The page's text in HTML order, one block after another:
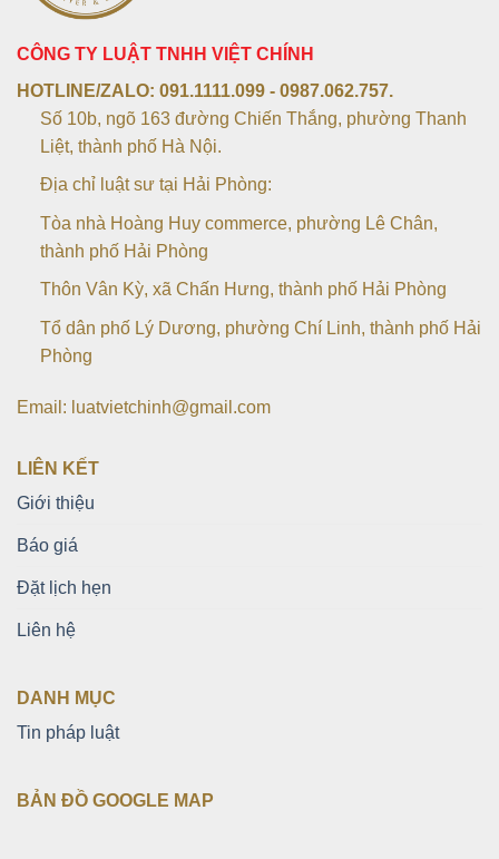
CÔNG TY LUẬT TNHH VIỆT CHÍNH
HOTLINE/ZALO: 091.1111.099 - 0987.062.757.
Số 10b, ngõ 163 đường Chiến Thắng, phường Thanh
Liệt, thành phố Hà Nội.
Địa chỉ luật sư tại Hải Phòng:
Tòa nhà Hoàng Huy commerce, phường Lê Chân,
thành phố Hải Phòng
Thôn Vân Kỳ, xã Chấn Hưng, thành phố Hải Phòng
Tổ dân phố Lý Dương, phường Chí Linh, thành phố Hải
Phòng
Email: luatvietchinh@gmail.com
LIÊN KẾT
Giới thiệu
Báo giá
Đặt lịch hẹn
Liên hệ
DANH MỤC
Tin pháp luật
BẢN ĐỒ GOOGLE MAP